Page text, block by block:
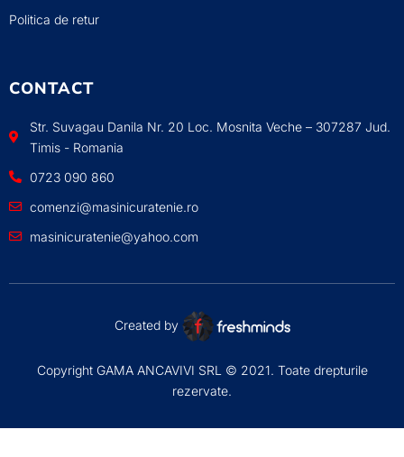
Politica de retur
CONTACT
Str. Suvagau Danila Nr. 20 Loc. Mosnita Veche – 307287 Jud.
Timis - Romania
0723 090 860
comenzi@masinicuratenie.ro
masinicuratenie@yahoo.com
Created by
Copyright GAMA ANCAVIVI SRL © 2021. Toate drepturile
rezervate.